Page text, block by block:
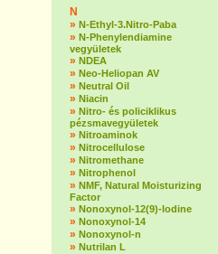
N
» N-Ethyl-3.Nitro-Paba
» N-Phenylendiamine
vegyületek
» NDEA
» Neo-Heliopan AV
» Neutral Oil
» Niacin
» Nitro- és policiklikus
pézsmavegyületek
» Nitroaminok
» Nitrocellulose
» Nitromethane
» Nitrophenol
» NMF, Natural Moisturizing
Factor
» Nonoxynol-12(9)-lodine
» Nonoxynol-14
» Nonoxynol-n
» Nutrilan L